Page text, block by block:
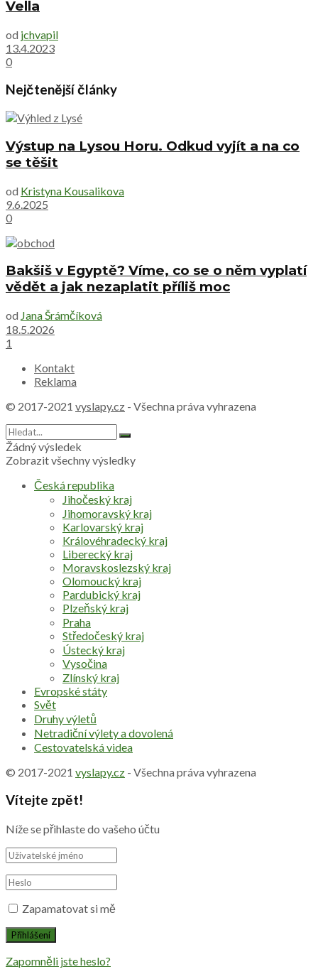
Vella
od jchvapil
13.4.2023
0
Nejčtenější články
Výstup na Lysou Horu. Odkud vyjít a na co
se těšit
od Kristyna Kousalikova
9.6.2025
0
Bakšiš v Egyptě? Víme, co se o něm vyplatí
vědět a jak nezaplatit příliš moc
od Jana Šrámčíková
18.5.2026
1
Kontakt
Reklama
© 2017-2021 vyslapy.cz - Všechna práva vyhrazena
Žádný výsledek
Zobrazit všechny výsledky
Česká republika
Jihočeský kraj
Jihomoravský kraj
Karlovarský kraj
Královéhradecký kraj
Liberecký kraj
Moravskoslezský kraj
Olomoucký kraj
Pardubický kraj
Plzeňský kraj
Praha
Středočeský kraj
Ústecký kraj
Vysočina
Zlínský kraj
Evropské státy
Svět
Druhy výletů
Netradiční výlety a dovolená
Cestovatelská videa
© 2017-2021 vyslapy.cz - Všechna práva vyhrazena
Vítejte zpět!
Níže se přihlaste do vašeho účtu
Zapamatovat si mě
Zapomněli jste heslo?